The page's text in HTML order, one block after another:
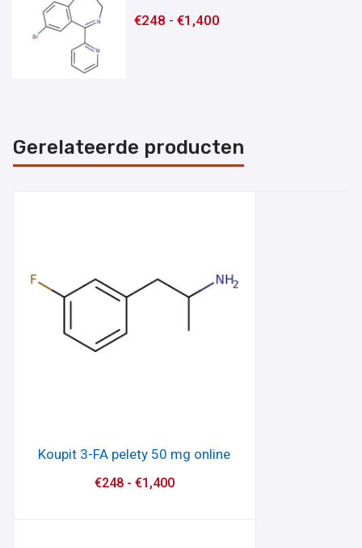
€248 -€1,400
Gerelateerde producten
Koupit 3-FA pelety 50 mg online
€248- €1,400